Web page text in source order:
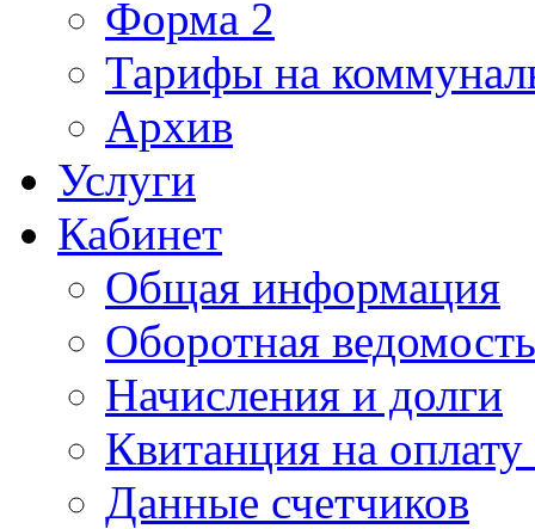
Форма 2
Тарифы на
Архив
Услуги
Кабинет
Общая информация
Оборотная ведомость
Начисления и долги
Квитанция на
Данные счетчиков